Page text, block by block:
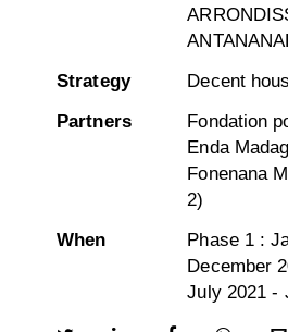
Strategy
Decent
Partners
Fondation
Enda
Fonenana
2)
When
Phase 1 :
December
July 2021 -